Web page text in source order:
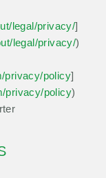
legal/privacy/]
legal/privacy/)
privacy/policy]
privacy/policy)